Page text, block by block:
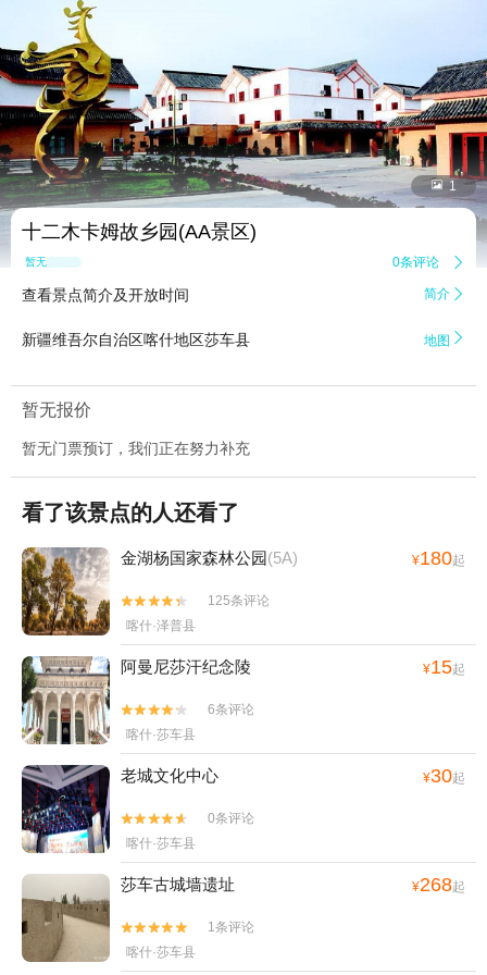
 1
十二木卡姆故乡园(AA景区)
暂无点评 0条评论 
查看景点简介及开放时间 简介 
新疆维吾尔自治区喀什地区莎车县 地图 
暂无报价
暂无门票预订，我们正在努力补充
看了该景点的人还看了
金湖杨国家森林公园(5A) ¥180起


125条评论
喀什·泽普县
阿曼尼莎汗纪念陵 ¥15起


6条评论
喀什·莎车县
老城文化中心 ¥30起


0条评论
喀什·莎车县
莎车古城墙遗址 ¥268起


1条评论
喀什·莎车县